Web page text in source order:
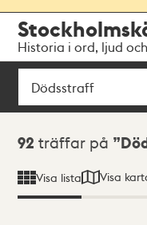
navigationen
huvudinnehållet
Historia i ord, ljud
Sök
Sökresultat
92 träffar på
Visa lista Visa